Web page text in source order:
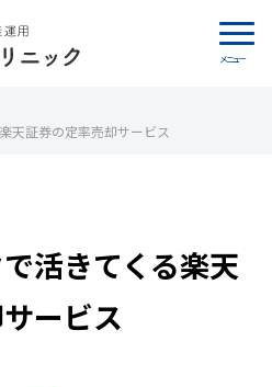
メニュー
天証券の定率売却サービス
活きてくる楽天
ービス